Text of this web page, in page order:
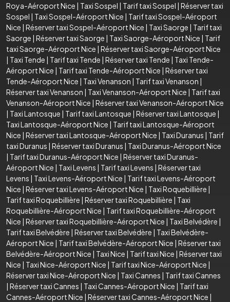
Roya-Aéroport Nice | Taxi Sospel | Tarif taxi Sospel | Réserver taxi
Sospel | Taxi Sospel-Aéroport Nice | Tarif taxi Sospel-Aéroport
Nice | Réserver taxi Sospel-Aéroport Nice | Taxi Saorge | Tarif taxi
Saorge | Réserver taxi Saorge | Taxi Saorge-Aéroport Nice | Tarif
taxi Saorge-Aéroport Nice | Réserver taxi Saorge-Aéroport Nice
| Taxi Tende | Tarif taxi Tende | Réserver taxi Tende | Taxi Tende-
Aéroport Nice | Tarif taxi Tende-Aéroport Nice | Réserver taxi
Tende-Aéroport Nice | Taxi Venanson | Tarif taxi Venanson |
Réserver taxi Venanson | Taxi Venanson-Aéroport Nice | Tarif taxi
Venanson-Aéroport Nice | Réserver taxi Venanson-Aéroport Nice
| Taxi Lantosque | Tarif taxi Lantosque | Réserver taxi Lantosque |
Taxi Lantosque-Aéroport Nice | Tarif taxi Lantosque-Aéroport
Nice | Réserver taxi Lantosque-Aéroport Nice | Taxi Duranus | Tarif
taxi Duranus | Réserver taxi Duranus | Taxi Duranus-Aéroport Nice
| Tarif taxi Duranus-Aéroport Nice | Réserver taxi Duranus-
Aéroport Nice | Taxi Levens | Tarif taxi Levens | Réserver taxi
Levens | Taxi Levens-Aéroport Nice | Tarif taxi Levens-Aéroport
Nice | Réserver taxi Levens-Aéroport Nice | Taxi Roquebillière |
Tarif taxi Roquebillière | Réserver taxi Roquebillière | Taxi
Roquebillière-Aéroport Nice | Tarif taxi Roquebillière-Aéroport
Nice | Réserver taxi Roquebillière-Aéroport Nice | Taxi Belvédère |
Tarif taxi Belvédère | Réserver taxi Belvédère | Taxi Belvédère-
Aéroport Nice | Tarif taxi Belvédère-Aéroport Nice | Réserver taxi
Belvédère-Aéroport Nice | Taxi Nice | Tarif taxi Nice | Réserver taxi
Nice | Taxi Nice-Aéroport Nice | Tarif taxi Nice-Aéroport Nice |
Réserver taxi Nice-Aéroport Nice | Taxi Cannes | Tarif taxi Cannes
| Réserver taxi Cannes | Taxi Cannes-Aéroport Nice | Tarif taxi
Cannes-Aéroport Nice | Réserver taxi Cannes-Aéroport Nice |